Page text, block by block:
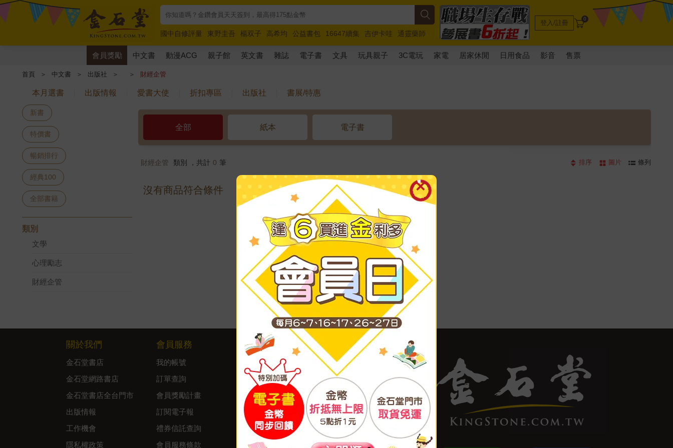
國中自修評量 東野圭吾 楊双子 高希均 公益書包 16647續集 吉伊卡哇
通靈藥師
唯紅花綻放
奧德賽 路邊攤新作 馬斯克 玩具總動員5 超慢跑
登入/註冊 0
會員獎勵 中文書 動漫ACG 親子館 英文書 雜誌 電子書 文具 玩具親子 3C電玩 家電 居家休閒 日用食品 影音 售票
首頁 ＞ 中文書 ＞ 出版社 ＞ ＞ 財經企管
本月選書 出版情報 愛書大使 折扣專區 出版社 書展/特惠
新書
特價書
暢銷排行
經典100
全部書籍
類別
文學
心理勵志
財經企管
全部 紙本 電子書
財經企管 類別 ，共計 0 筆 排序 圖片 條列
沒有商品符合條件
關於我們
金石堂書店
金石堂網路書店
金石堂書店全台門市
出版情報
工作機會
隱私權政策
會員服務
我的帳號
訂單查詢
會員獎勵計畫
訂閱電子報
禮券信託查詢
會員服務條款
客服中心
購物說明
付款方式
寄送方式
售後服務
聯絡我們
網站公告
合作與服務
異業合作
我要成為供應商
廣告合作
分紅大聯盟
大量採購
福利平台